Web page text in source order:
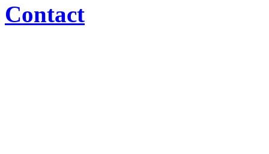
Contact